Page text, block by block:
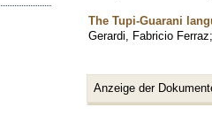
The Tupi-Guarani
Gerardi, Fabricio Ferraz;
Anzeige der